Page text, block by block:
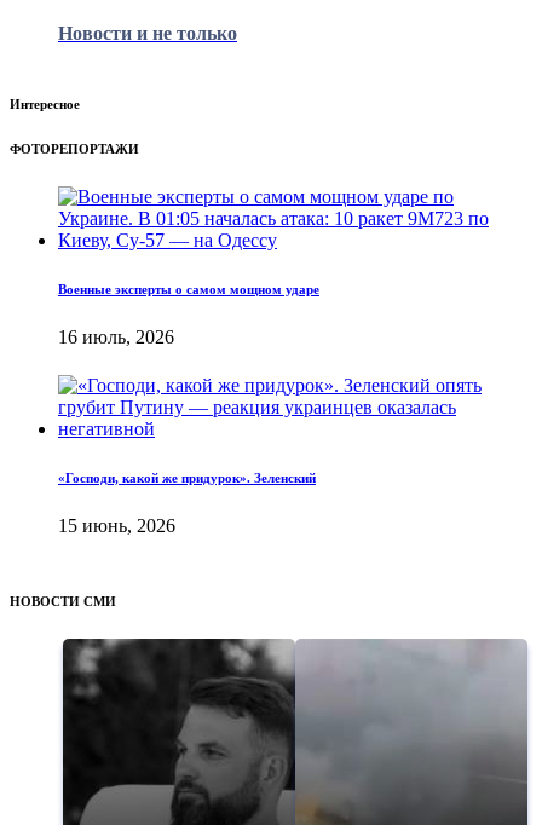
Новости и не только
Интересное
ФОТОРЕПОРТАЖИ
Военные эксперты о самом мощном ударе
16 июль, 2026
«Господи, какой же придурок». Зеленский
15 июнь, 2026
НОВОСТИ СМИ